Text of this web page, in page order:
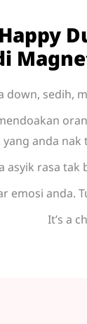
down, sedih,
yang anda nak
asyik rasa
emosi anda.
It’s a